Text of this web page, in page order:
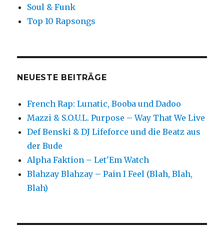
Soul & Funk
Top 10 Rapsongs
NEUESTE BEITRÄGE
French Rap: Lunatic, Booba und Dadoo
Mazzi & S.O.U.L. Purpose – Way That We Live
Def Benski & DJ Lifeforce und die Beatz aus
der Bude
Alpha Faktion – Let'Em Watch
Blahzay Blahzay – Pain I Feel (Blah, Blah,
Blah)